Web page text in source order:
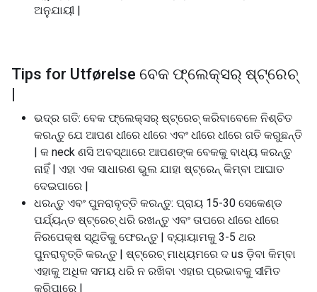
ଅନୁଯାୟୀ |
Tips for Utførelse ବେକ ଫ୍ଲେକ୍ସର୍ ଷ୍ଟ୍ରେଚ୍
|
ଭଦ୍ର ଗତି: ବେକ ଫ୍ଲେକ୍ସର୍ ଷ୍ଟ୍ରେଚ୍ କରିବାବେଳେ ନିଶ୍ଚିତ
କରନ୍ତୁ ଯେ ଆପଣ ଧୀରେ ଧୀରେ ଏବଂ ଧୀରେ ଧୀରେ ଗତି କରୁଛନ୍ତି
| କ neck ଣସି ଅବସ୍ଥାରେ ଆପଣଙ୍କ ବେକକୁ ବାଧ୍ୟ କରନ୍ତୁ
ନାହିଁ | ଏହା ଏକ ସାଧାରଣ ଭୁଲ ଯାହା ଷ୍ଟ୍ରେନ୍ କିମ୍ବା ଆଘାତ
ଦେଇପାରେ |
ଧରନ୍ତୁ ଏବଂ ପୁନରାବୃତ୍ତି କରନ୍ତୁ: ପ୍ରାୟ 15-30 ସେକେଣ୍ଡ
ପର୍ଯ୍ୟନ୍ତ ଷ୍ଟ୍ରେଚ୍ ଧରି ରଖନ୍ତୁ ଏବଂ ତାପରେ ଧୀରେ ଧୀରେ
ନିରପେକ୍ଷ ସ୍ଥିତିକୁ ଫେରନ୍ତୁ | ବ୍ୟାୟାମକୁ 3-5 ଥର
ପୁନରାବୃତ୍ତି କରନ୍ତୁ | ଷ୍ଟ୍ରେଚ୍ ମାଧ୍ୟମରେ ଦ us ଡ଼ିବା କିମ୍ବା
ଏହାକୁ ଅଧିକ ସମୟ ଧରି ନ ରଖିବା ଏହାର ପ୍ରଭାବକୁ ସୀମିତ
କରିପାରେ |